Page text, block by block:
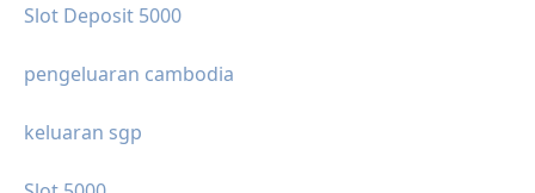
Slot Deposit 5000
pengeluaran cambodia
keluaran sgp